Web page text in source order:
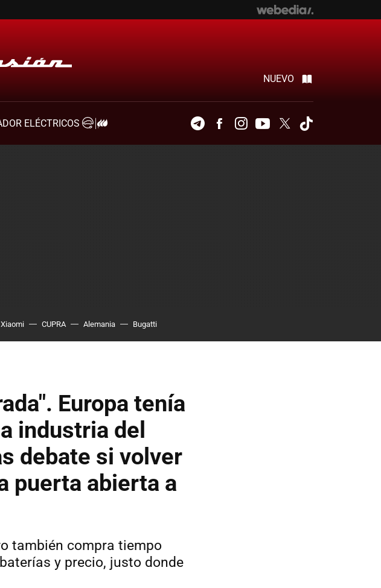
NUEVO
ELÉCTRICOS
TelegramFacebookInstagramYoutubeTwitter
Xiaomi CUPRA Alemania Bugatti
Europa tenía
industria del
debate si volver
puerta abierta a
también compra tiempo
y precio, justo donde